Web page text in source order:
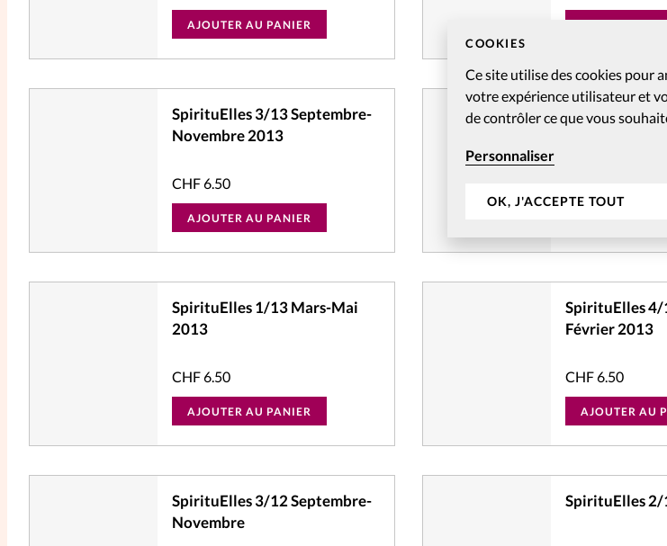
COOKIES
Ce site utilise des cookies pour
votre expérience utilisateur et
de contrôler ce que vous
Personnaliser
OK, J'ACCEPTE TOUT
AJOUTER AU PANIER
SpirituElles 3/13 Septembre-
Novembre 2013
CHF6.50
AJOUTER AU PANIER
SpirituElles 2/
SpirituElles 1/13 Mars-Mai
2013
CHF6.50
AJOUTER AU PANIER
SpirituElles 4/
Février 2013
CHF6.50
AJOUTER AU
SpirituElles 3/12 Septembre-
Novembre
SpirituElles